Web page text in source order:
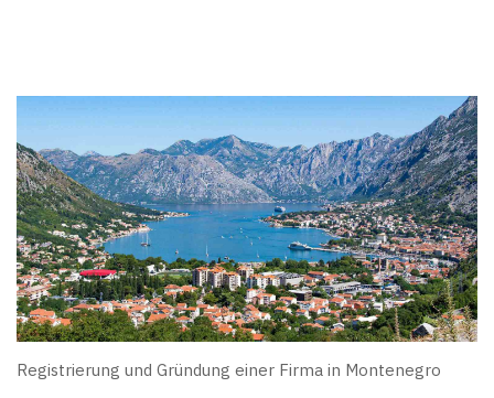
Registrierung und Gründung einer Firma in Montenegro